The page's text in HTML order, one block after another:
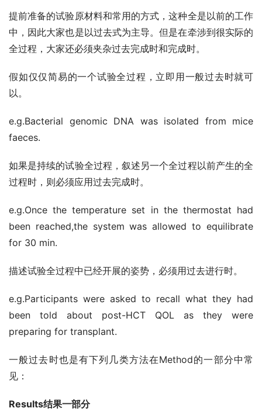
提前准备的试验原材料和常用的方式，这种全是以前的工作
中，因此大家也是以过去式为主导。但是在牵涉到很实际的
全过程，大家还必须夹杂过去完成时和完成时。
假如仅仅简易的一个试验全过程，立即用一般过去时就可
以。
e.g.Bacterial genomic DNA was isolated from mice
faeces.
如果是持续的试验全过程，叙述另一个全过程以前产生的全
过程时，则必须应用过去完成时。
e.g.Once the temperature set in the thermostat had
been reached,the system was allowed to equilibrate
for 30 min.
描述试验全过程中已经开展的姿势，必须用过去进行时。
e.g.Participants were asked to recall what they had
been told about post-HCT QOL as they were
preparing for transplant.
一般过去时也是有下列几类方法在Method的一部分中常
见：
Results结果一部分